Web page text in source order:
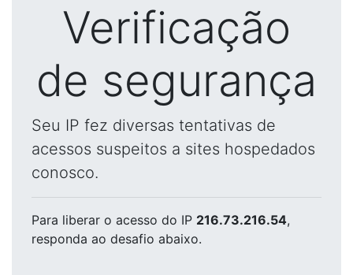
Verificação
de segurança
Seu IP fez diversas tentativas de
acessos suspeitos a sites hospedados
conosco.
Para liberar o acesso do IP 216.73.216.54,
responda ao desafio abaixo.